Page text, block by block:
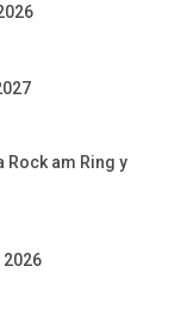
am Ring y
2026